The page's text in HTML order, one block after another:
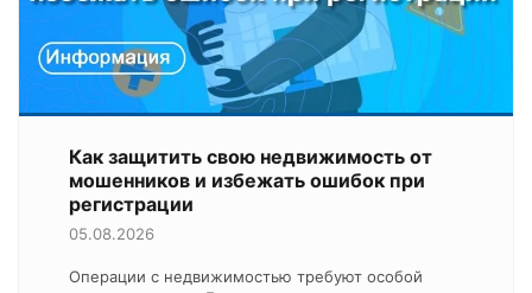
Как защитить свою недвижимость от
мошенников и избежать ошибок при
регистрации
05.08.2026
Операции с недвижимостью требуют особой